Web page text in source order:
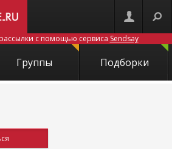
с помощью сервиса Sendsay
Группы Подборки